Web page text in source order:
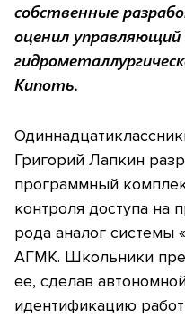
собственные
оценил управляющий
Кипоть.
Григорий Лапкин
программный
контроля доступа на
рода аналог системы
АГМК. Школьники
ее, сделав
идентификацию